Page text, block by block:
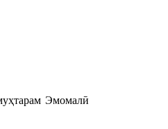
Эмомалӣ